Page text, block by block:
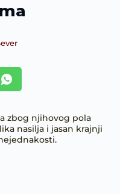
zbog njihovog pola
nasilja i jasan krajnji